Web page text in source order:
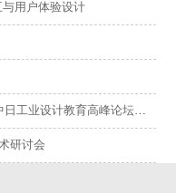
用户体验设计
设计教育高峰论坛会议议程
研讨会